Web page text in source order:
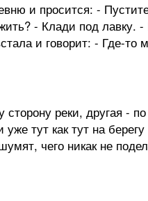
и просится: -
- Клади под лавку.
и говорит: - Где-то
реки, другая -
тут как тут на
чего никак не